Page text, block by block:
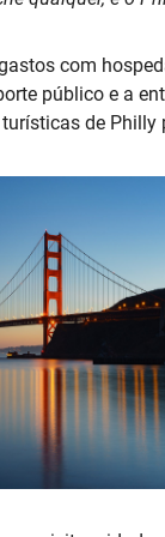
com
público e a
de Philly